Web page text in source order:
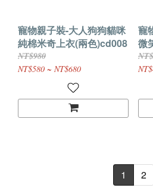
寵物親子裝-大人狗狗貓咪
純棉米奇上衣(兩色)cd008
NT$980
NT$580 ~ NT$680
寵
微
款
1 2